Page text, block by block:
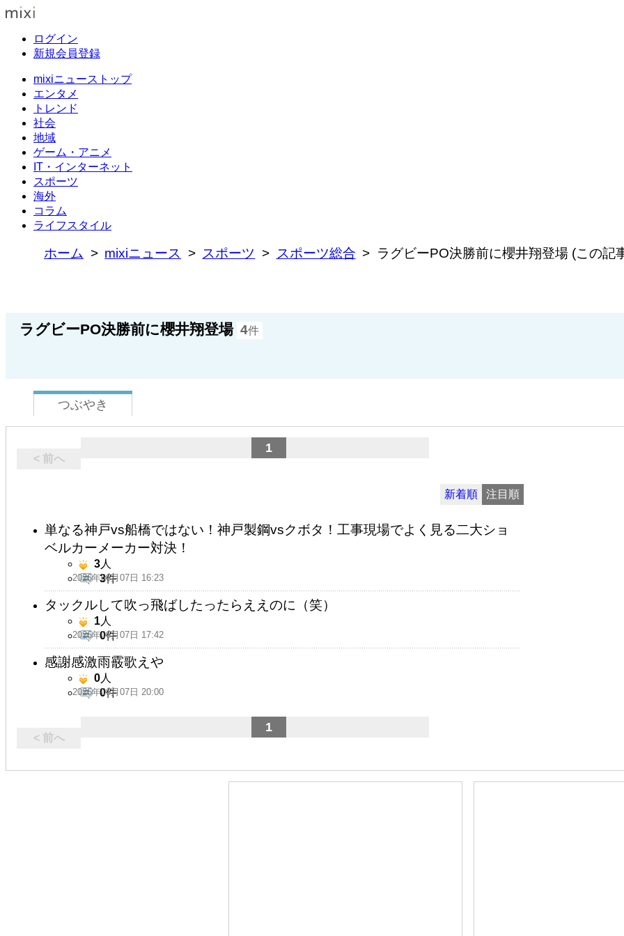
ログイン
新規会員登録
mixiニューストップ
エンタメ
トレンド
社会
地域
ゲーム・アニメ
IT・インターネット
スポーツ
海外
コラム
ライフスタイル
ホーム mixiニュース スポーツ スポーツ総合 ラグビーPO決勝前に櫻井翔登場 (この記
ラグビーPO決勝前に櫻井翔登場 4件
つぶやき
< 前へ
1
新着順 注目順
単なる神戸vs船橋ではない！神戸製鋼vsクボタ！工事現場でよく見る二大ショ
ベルカーメーカー対決！
2026年06月07日 16:23
3人
3件
タックルして吹っ飛ばしたったらええのに（笑）
2026年06月07日 17:42
1人
0件
感謝感激雨霰歌えや
2026年06月07日 20:00
0人
0件
< 前へ
1